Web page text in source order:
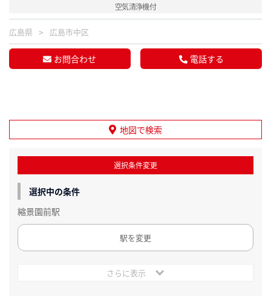
空気清浄機付
広島県 広島市中区
お問合わせ 電話する
地図で検索
選択条件変更
選択中の条件
縮景園前駅
駅を変更
さらに表示